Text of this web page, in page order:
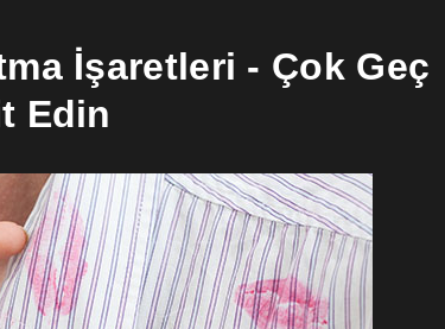
İşaretleri - Çok Geç
Edin